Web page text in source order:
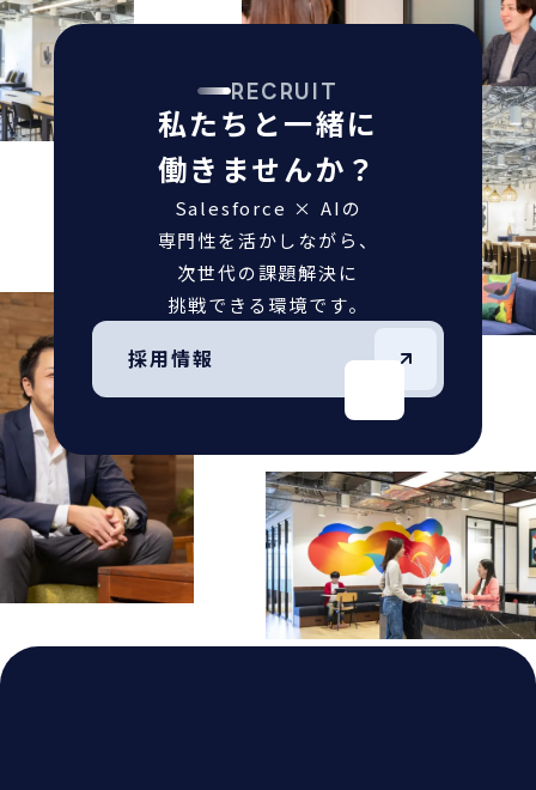
RECRUIT
私たちと一緒に
働きませんか？
Salesforce × AIの
専門性を活かしながら、
次世代の課題解決に
挑戦できる環境です。
採用情報